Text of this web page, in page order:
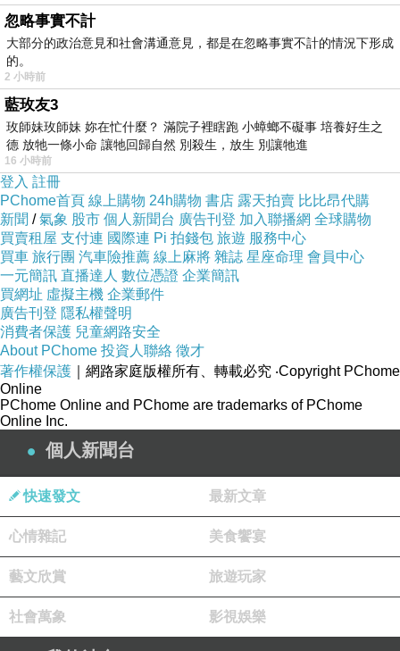
是因為它改變了需求，它是創作者把一種原本還未被清楚
命名的情緒帶到世界面前，令聽眾突然發現自己原來一直
需要這種聲音。這種作品最難被公式化，因為它是創造新
的感受類別。AI 擅長從既有資料中學習模式，但最難是在
某個時代裡提出一種尚未被穩定命名的精神狀態。
當然，這不代表 AI 永遠無法產生令人感動的音樂。人會被
一段旋律打動，未必每次都需要知道創作者的生命故事。
有時候聲音本身已經足以觸發記憶和情緒。如果 AI 生成了
一首旋律，而那首旋律剛好擊中某個人的經驗，那個人的
感動也是真實的。感動發生在聽者身上不完全取決於創作
者是否有主體經驗。從這個角度看，AI 音樂並非一定不能
動人，它可以準確、悅耳、有效，甚至在某些情境中令人
流淚。
但「令人感動」和「有靈魂」仍然不是完全相同的事。令
人感動可以來自聲音對記憶的刺激，可以來自和弦、旋
律、音色和節奏對神經系統的作用，但有靈魂的作品，通
常還多了一層不可替代的存在感。它讓人感到背後有一個
人、一段生命﹑一個時代的重量。聽者感到自己接觸到某
種真實經驗。這種真實未必等於自傳式真實，但一定有主
體性，它準確地把某種生命狀態固定下來。
AI 音樂的危險是它可能令市場更加沉迷「有效感動」。平
台可以根據數據知道甚麼旋律最容易留住人，甚麼節奏最
容易推動短片，甚麼副歌最容易被剪成片段。當這些因素
忽略事實不計
大部分的政治意見和社會溝通意見，都是在忽略事實不計的情況下形成
的。
2 小時前
藍玫友3
玫師妹玫師妹 妳在忙什麼？ 滿院子裡瞎跑 小蟑螂不礙事 培養好生之
德 放牠一條小命 讓牠回歸自然 別殺生，放生 別讓牠進
16 小時前
登入 註冊
PChome首頁 線上購物 24h購物 書店 露天拍賣 比比昂代購
新聞 /氣象 股市 個人新聞台 廣告刊登 加入聯播網 全球購物
買賣租屋 支付連 國際連 Pi 拍錢包 旅遊 服務中心
買車 旅行團 汽車險推薦 線上麻將 雜誌 星座命理 會員中心
一元簡訊 直播達人 數位憑證 企業簡訊
買網址 虛擬主機 企業郵件
廣告刊登 隱私權聲明
消費者保護 兒童網路安全
About PChome 投資人聯絡 徵才
著作權保護 ｜網路家庭版權所有、轉載必究 ‧Copyright PChome
Online
PChome Online and PChome are trademarks of PChome
Online Inc.
個人新聞台
快速發文 最新文章
心情雜記 美食饗宴
藝文欣賞 旅遊玩家
社會萬象 影視娛樂